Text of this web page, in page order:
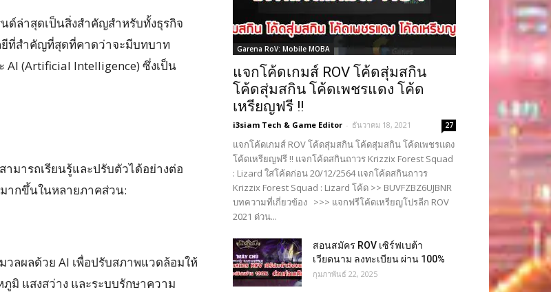
ด์ล่าสุดเป็นสิ่งสำคัญสำหรับทั้งธุรกิจ
ยีที่สำคัญที่สุดที่คาดว่าจะมีบทบาท
AI (Artificial Intelligence) ซึ่งเป็น
มารถเรียนรู้และปรับตัวได้อย่างต่อ
มากขึ้นในหลายภาคส่วน:
ลผลด้วย AI เพื่อปรับสภาพแวดล้อมให้
มิ แสงสว่าง และระบบรักษาความ
Garena RoV: Mobile MOBA
แจกโค้ดเกมส์ ROV โค้ดสุ่มสกิน
โค้ดสุ่มสกิน โค้ดเพชรแดง โค้ด
เหรียญฟรี !!
i3siam Tech & Game Editor - ธันวาคม 18, 2021 27
แจกโค้ดเกมส์ ROV โค้ดสุ่มสกิน โค้ดสุ่มสกิน โค้ดเพชรแดง
โค้ดเหรียญฟรี !! แจกโค้ดสกินถาวร Krizzix Forest Squad
: Lizard ใส่โค้ดก่อน 20/12/2564 แจกโค้ดสกินถาวร
Krizzix Forest Squad : Lizard โค้ด >> BUVFZBZ6UJBNR
บทความที่เกี่ยวข้อง >>> แจกฟรีโค้ดเหรียญโปรลีก ROV
2021 ด่วน...
สอนสมัคร ROV เซิร์ฟเบต้า
เวียดนาม ลงทะเบียน ผ่าน 100%
กุมภาพันธ์ 22, 2025